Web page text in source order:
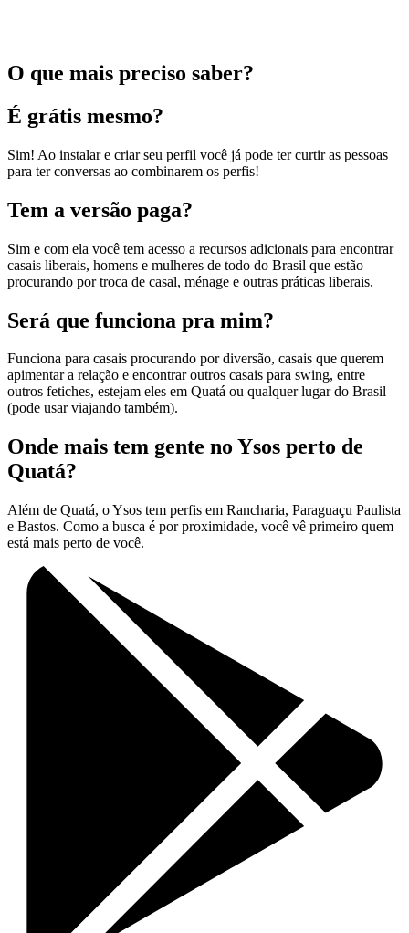
O que mais preciso saber?
É grátis mesmo?
Sim! Ao instalar e criar seu perfil você já pode ter curtir as pessoas
para ter conversas ao combinarem os perfis!
Tem a versão paga?
Sim e com ela você tem acesso a recursos adicionais para encontrar
casais liberais, homens e mulheres de todo do Brasil que estão
procurando por troca de casal, ménage e outras práticas liberais.
Será que funciona pra mim?
Funciona para casais procurando por diversão, casais que querem
apimentar a relação e encontrar outros casais para swing, entre
outros fetiches, estejam eles em Quatá ou qualquer lugar do Brasil
(pode usar viajando também).
Onde mais tem gente no Ysos perto de
Quatá?
Além de Quatá, o Ysos tem perfis em Rancharia, Paraguaçu Paulista
e Bastos. Como a busca é por proximidade, você vê primeiro quem
está mais perto de você.